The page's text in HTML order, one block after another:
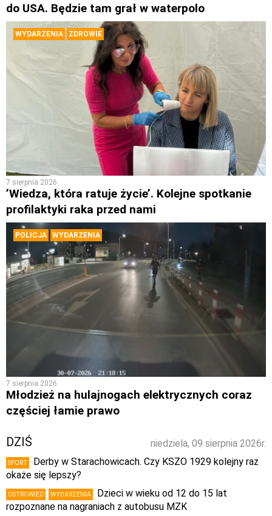
do USA. Będzie tam grał w waterpolo
WYDARZENIA ZDROWIE
7 sierpnia 2026
’Wiedza, która ratuje życie’. Kolejne spotkanie
profilaktyki raka przed nami
POLICJA WYDARZENIA
7 sierpnia 2026
Młodzież na hulajnogach elektrycznych coraz
częściej łamie prawo
niedziela, 09 sierpnia 2026r.
DZIŚ
SPORT
Derby w Starachowicach. Czy KSZO 1929 kolejny raz
okaże się lepszy?
OSTROWIEC WYDARZENIA
Dzieci w wieku od 12 do 15 lat
rozpoznane na nagraniach z autobusu MZK